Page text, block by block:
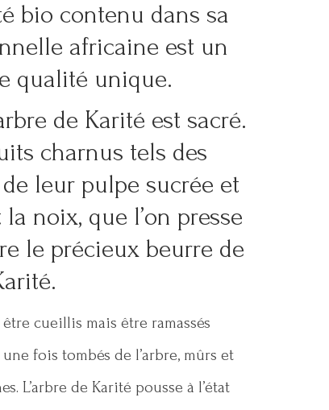
bio contenu dans sa
africaine est un
qualité unique.
de Karité est sacré.
charnus tels des
leur pulpe sucrée et
noix, que l’on presse
le précieux beurre de
cueillis mais être ramassés
fois tombés de l’arbre, mûrs et
L’arbre de Karité pousse à l’état